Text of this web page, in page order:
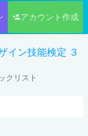
アカウント作成
イン技能検定 ３
クリスト